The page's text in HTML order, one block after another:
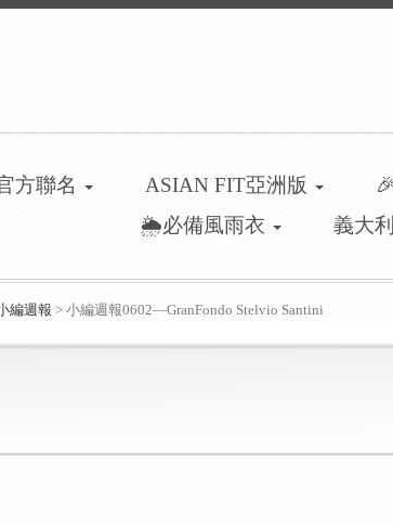
方聯名 ASIAN FIT亞洲版
🌦️必備風雨衣
義大
編週報 > 小編週報0602—GranFondo Stelvio Santini